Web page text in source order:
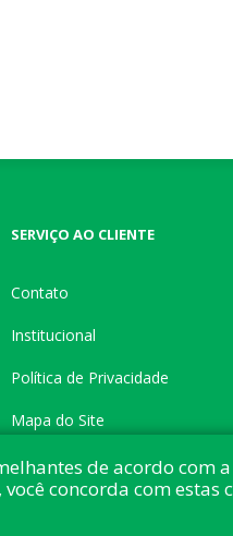
SERVIÇO AO CLIENTE
Contato
Institucional
Política de Privacidade
Mapa do Site
© 2026 Button Shop. Todos
de acordo com
concorda com estas